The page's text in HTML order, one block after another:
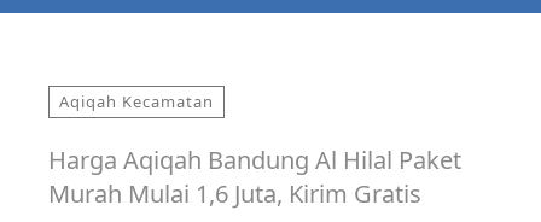
Aqiqah Kecamatan
Harga Aqiqah Bandung Al Hilal Paket
Murah Mulai 1,6 Juta, Kirim Gratis